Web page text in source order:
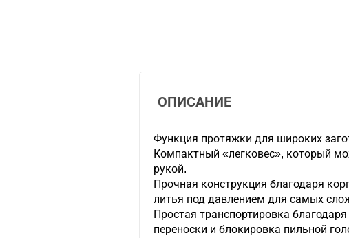
ОПИСАНИЕ
Функция протяжки для широких
Компактный «легковес», который
рукой.
Прочная конструкция благодаря
литья под давлением для самых
Простая транспортировка
переноски и блокировка пильной